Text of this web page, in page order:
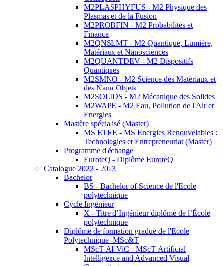
M2PLASPHYFUS - M2 Physique des
Plasmas et de la Fusion
M2PROBFIN - M2 Probabilités et
Finance
M2QNSLMT - M2 Quantique, Lumière,
Matériaux et Nanosciences
M2QUANTDEV - M2 Dispositifs
Quantiques
M2SMNO - M2 Science des Matériaux et
des Nano-Objets
M2SOLIDS - M2 Mécanique des Solides
M2WAPE - M2 Eau, Pollution de l'Air et
Energies
Mastère spécialisé (Master)
MS ETRE - MS Energies Renouvelables :
Technologies et Entrepreneuriat (Master)
Programme d'échange
EuroteQ - Diplôme EuroteQ
Catalogue 2022 - 2023
Bachelor
BS - Bachelor of Science de l'Ecole
polytechnique
Cycle Ingénieur
X - Titre d’Ingénieur diplômé de l’École
polytechnique
Diplôme de formation gradué de l'Ecole
Polytechnique -MSc&T
MScT-AI-ViC - MScT-Artificial
Intelligence and Advanced Visual